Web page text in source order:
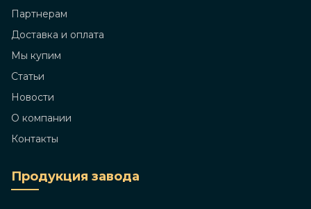
Партнерам
Доставка и оплата
Мы купим
Статьи
Новости
О компании
Контакты
Продукция завода